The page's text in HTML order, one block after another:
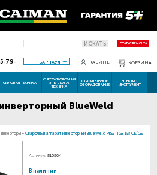
ИСКАТЬ СТАТУС РЕМОНТА
79-
БАРНАУЛ КАБИНЕТ КОРЗИНА
СИЛОВАЯ ТЕХНИКА
СНЕГОУБОРОЧНАЯ
И ТЕПЛОВАЯ
ТЕХНИКА
СТРОИТЕЛЬНОЕ
ОБОРУДОВАНИЕ
ЭЛЕКТРО
ИНСТРУМЕНТ
BlueWeld
- Сварочный аппарат инверторный BlueWeld PRESTIGE 188 СЕ/GE
Артикул: 815804
В наличии